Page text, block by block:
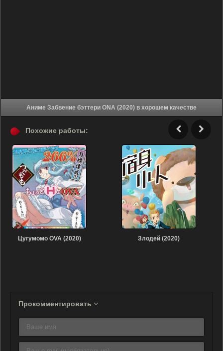
Аниме Забвение бэттери ONA (2020) в хорошем качестве
Похожие работы:
Цугумомо OVA (2020) Злодей (2020)
Прокомментировать